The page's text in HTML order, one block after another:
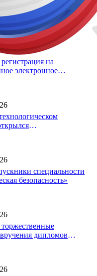
институт
на
электронное
на выборы!
совет!
специальности
безопасность»
дипломов
БТИ